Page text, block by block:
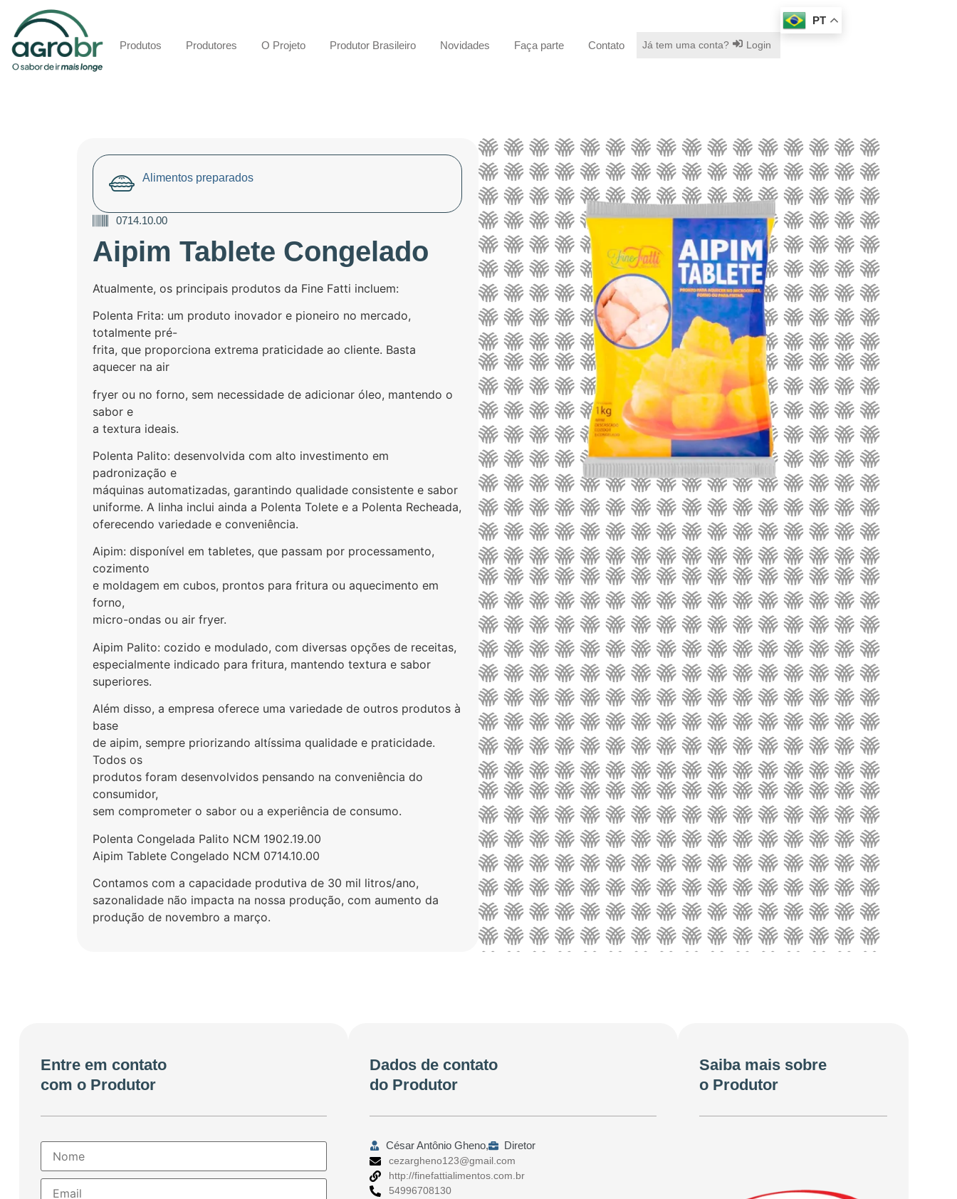
Produtos Produtores O Projeto Produtor Brasileiro Novidades Faça parte Contato Já tem uma conta? Login
PT
Alimentos preparados
0714.10.00
Aipim Tablete Congelado
Atualmente, os principais produtos da Fine Fatti incluem:
Polenta Frita: um produto inovador e pioneiro no mercado,
totalmente pré-
frita, que proporciona extrema praticidade ao cliente. Basta
aquecer na air
fryer ou no forno, sem necessidade de adicionar óleo, mantendo o
sabor e
a textura ideais.
Polenta Palito: desenvolvida com alto investimento em
padronização e
máquinas automatizadas, garantindo qualidade consistente e sabor
uniforme. A linha inclui ainda a Polenta Tolete e a Polenta Recheada,
oferecendo variedade e conveniência.
Aipim: disponível em tabletes, que passam por processamento,
cozimento
e moldagem em cubos, prontos para fritura ou aquecimento em
forno,
micro-ondas ou air fryer.
Aipim Palito: cozido e modulado, com diversas opções de receitas,
especialmente indicado para fritura, mantendo textura e sabor
superiores.
Além disso, a empresa oferece uma variedade de outros produtos à
base
de aipim, sempre priorizando altíssima qualidade e praticidade.
Todos os
produtos foram desenvolvidos pensando na conveniência do
consumidor,
sem comprometer o sabor ou a experiência de consumo.
Polenta Congelada Palito NCM 1902.19.00
Aipim Tablete Congelado NCM 0714.10.00
Contamos com a capacidade produtiva de 30 mil litros/ano,
sazonalidade não impacta na nossa produção, com aumento da
produção de novembro a março.
Entre em contato
com o Produtor
Dados de contato
do Produtor
César Antônio Gheno, Diretor
cezargheno123@gmail.com
http://finefattialimentos.com.br
54996708130
Saiba mais sobre
o Produtor